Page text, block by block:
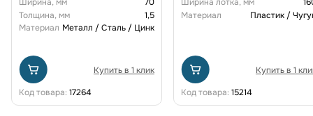
Ширина, мм
70
Толщина, мм
1,5
Материал Металл / Сталь / Цинк
Купить в 1 клик
Код товара: 17264
(комплект) 0805034-М
Ширина лотка, мм
Материал
Пластик /
Купить в 1
Код товара: 15214